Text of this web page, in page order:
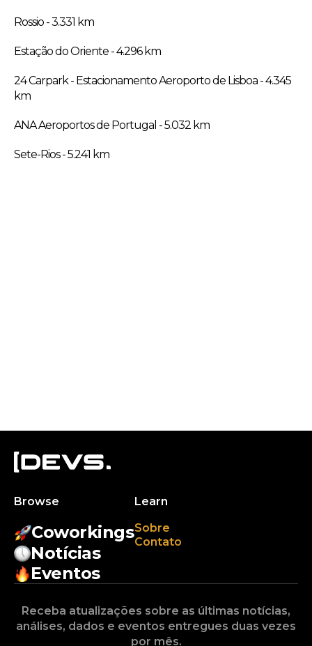
Rossio - 3.331 km
Estação do Oriente - 4.296 km
24 Carpark - Estacionamento Aeroporto de Lisboa - 4.345
km
ANA Aeroportos de Portugal - 5.032 km
Sete-Rios - 5.241 km
Browse
Coworkings
Notícias
Eventos
Learn
Sobre
Contato
Receba atualizações sobre as últimas notícias,
análises, dados e eventos entregues duas vezes
por mês.